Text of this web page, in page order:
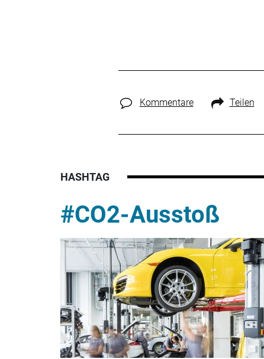
Kommentare Teilen
HASHTAG
#CO2-Ausstoß